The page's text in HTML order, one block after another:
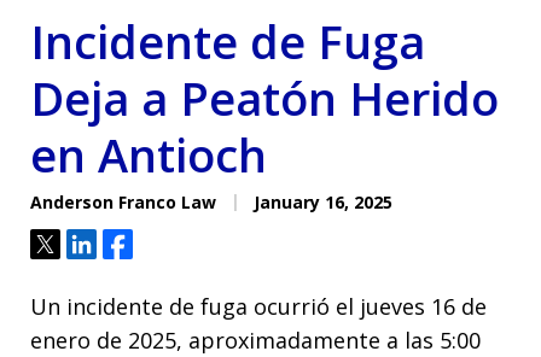
Incidente de Fuga
Deja a Peatón Herido
en Antioch
Anderson Franco Law January 16, 2025
TweetShareShare
Un incidente de fuga ocurrió el jueves 16 de
enero de 2025, aproximadamente a las 5:00